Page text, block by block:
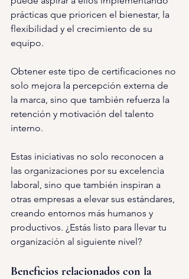
prácticas que prioricen el bienestar, la
flexibilidad y el crecimiento de su
equipo.
Obtener este tipo de certificaciones no
solo mejora la percepción externa de
la marca, sino que también refuerza la
retención y motivación del talento
interno.
Estas iniciativas no solo reconocen a
las organizaciones por su excelencia
laboral, sino que también inspiran a
otras empresas a elevar sus estándares,
creando entornos más humanos y
productivos. ¿Estás listo para llevar tu
organización al siguiente nivel?
Beneficios relacionados con la